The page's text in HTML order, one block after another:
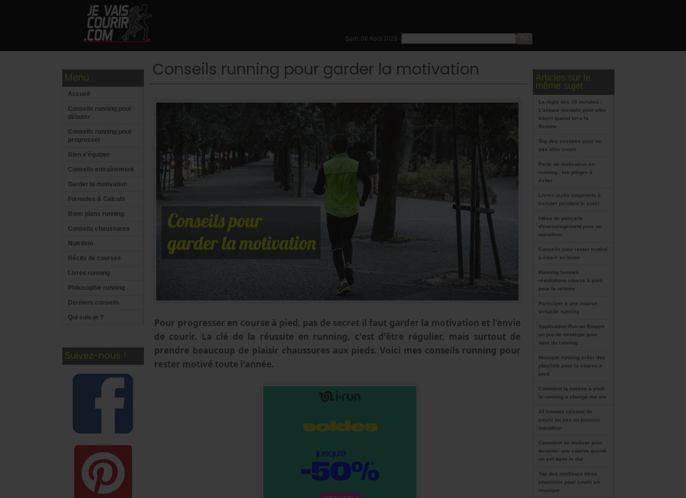
Sam. 08 Août 2026 -
Menu
Accueil
Conseils running pour
débuter
Conseils running pour
progresser
Bien s'équiper
Conseils entraînement
Garder la motivation
Formules & Calculs
Bons plans running
Conseils chaussures
Nutrition
Récits de courses
Livres running
Philosophie running
Derniers conseils
Qui suis-je ?
Suivez-nous !
Conseils running pour garder la motivation
Pour progresser en course à pied, pas de secret il faut garder la motivation et l'envie
de courir. La clé de la réussite en running, c'est d'être régulier, mais surtout de
prendre beaucoup de plaisir chaussures aux pieds. Voici mes conseils running pour
rester motivé toute l'année.
Articles sur le
même sujet
La règle des 10 minutes :
L'astuce mentale pour aller
courir quand on a la
flemme
Top des excuses pour ne
pas aller courir
Perte de motivation en
running : les pièges à
éviter
Livres audio inspirants à
écouter pendant le sport
Idées de pancarte
d'encouragement pour un
marathon
Conseils pour rester motivé
à courir en hiver
Running bonnes
résolutions course à pied
pour la rentrée
Participer à une course
virtuelle running
Application Run an Empire
un jeu de stratégie pour
faire du running
Musique running créer des
playlists pour la course à
pied
Comment la course à pied-
le running a changé ma vie
42 bonnes raisons de
courir ou pas un premier
marathon
Comment se motiver pour
terminer une course quand
on est dans le dur
Top des meilleurs titres
chansons pour courir en
musique